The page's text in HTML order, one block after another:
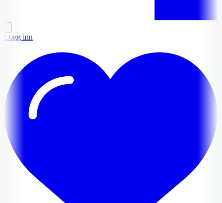
Logg inn